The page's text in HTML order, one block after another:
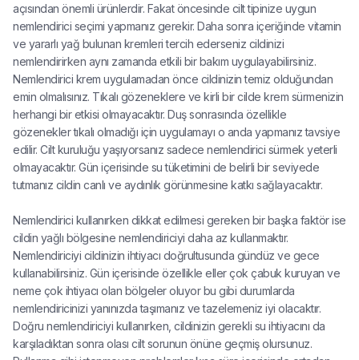
açısından önemli ürünlerdir. Fakat öncesinde cilt tipinize uygun
nemlendirici seçimi yapmanız gerekir. Daha sonra içeriğinde vitamin
ve yararlı yağ bulunan kremleri tercih ederseniz cildinizi
nemlendirirken aynı zamanda etkili bir bakım uygulayabilirsiniz.
Nemlendirici krem uygulamadan önce cildinizin temiz olduğundan
emin olmalısınız. Tıkalı gözeneklere ve kirli bir cilde krem sürmenizin
herhangi bir etkisi olmayacaktır. Duş sonrasında özellikle
gözenekler tıkalı olmadığı için uygulamayı o anda yapmanız tavsiye
edilir. Cilt kuruluğu yaşıyorsanız sadece nemlendirici sürmek yeterli
olmayacaktır. Gün içerisinde su tüketimini de belirli bir seviyede
tutmanız cildin canlı ve aydınlık görünmesine katkı sağlayacaktır.
Nemlendirici kullanırken dikkat edilmesi gereken bir başka faktör ise
cildin yağlı bölgesine nemlendiriciyi daha az kullanmaktır.
Nemlendiriciyi cildinizin ihtiyacı doğrultusunda gündüz ve gece
kullanabilirsiniz. Gün içerisinde özellikle eller çok çabuk kuruyan ve
neme çok ihtiyacı olan bölgeler oluyor bu gibi durumlarda
nemlendiricinizi yanınızda taşımanız ve tazelemeniz iyi olacaktır.
Doğru nemlendiriciyi kullanırken, cildinizin gerekli su ihtiyacını da
karşıladıktan sonra olası cilt sorunun önüne geçmiş olursunuz.